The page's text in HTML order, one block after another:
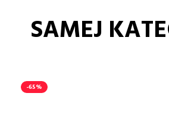
SAMEJ
-65%